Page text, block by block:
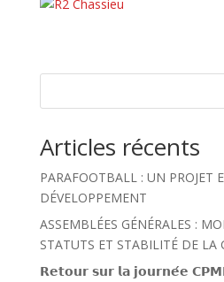
Articles récents
PARAFOOTBALL : UN PROJET
DÉVELOPPEMENT
ASSEMBLÉES GÉNÉRALES :
STATUTS ET STABILITÉ DE LA
𝗥𝗲𝘁𝗼𝘂𝗿 𝘀𝘂𝗿 𝗹𝗮 𝗷𝗼𝘂𝗿𝗻𝗲́𝗲